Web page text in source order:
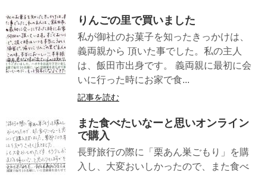
りんごの里で買いました
私が御社のお菓子を知ったきっかけは、
義両親から 頂いた事でした。私の主人
は、飯田市出身です。 義両親に最初に会
いに行った時にお家で食...
記事を読む
また食べたいなーと思いオンライン
で購入
長野旅行の際に「栗あん巣ごもり」を購
入し、大変おいしかったので、また食べ